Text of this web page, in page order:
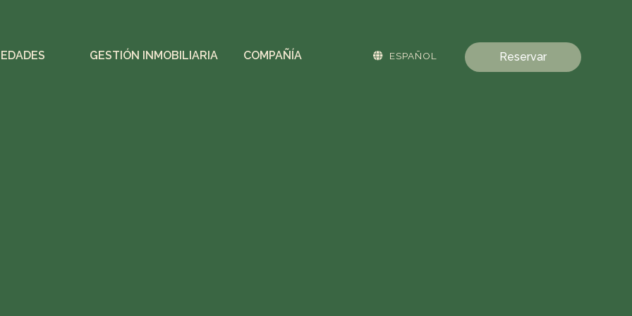
GESTIÓN INMOBILIARIA COMPAÑÍA ESPAÑOL Reservar